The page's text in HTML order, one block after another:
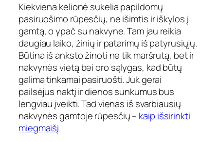
Kiekviena kelionė sukelia papildomų
pasiruošimo rūpesčių, ne išimtis ir iškylos į
gamtą, o ypač su nakvyne. Tam jau reikia
daugiau laiko, žinių ir patarimų iš patyrusiųjų.
Būtina iš anksto žinoti ne tik maršrutą, bet ir
nakvynės vietą bei oro sąlygas, kad būtų
galima tinkamai pasiruošti. Juk gerai
pailsėjus naktį ir dienos sunkumus bus
lengviau įveikti. Tad vienas iš svarbiausių
nakvynės gamtoje rūpesčių – kaip išsirinkti
miegmaišį.